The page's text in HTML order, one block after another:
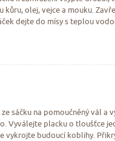
kůru, olej, vejce a mouku.
dejte do mísy s teplou
sáčku na pomoučněný vál a
Vyválejte placku o tloušťce
vykrojte budoucí koblihy.